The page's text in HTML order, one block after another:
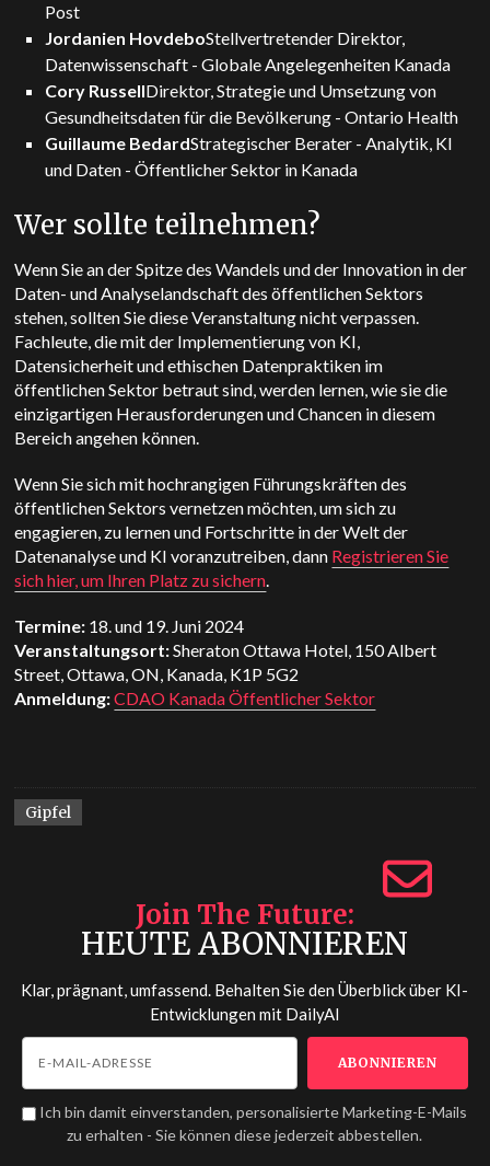
Post
Jordanien HovdeboStellvertretender Direktor,
Datenwissenschaft - Globale Angelegenheiten Kanada
Cory RussellDirektor, Strategie und Umsetzung von
Gesundheitsdaten für die Bevölkerung - Ontario Health
Guillaume BedardStrategischer Berater - Analytik, KI
und Daten - Öffentlicher Sektor in Kanada
Wer sollte teilnehmen?
Wenn Sie an der Spitze des Wandels und der Innovation in der
Daten- und Analyselandschaft des öffentlichen Sektors
stehen, sollten Sie diese Veranstaltung nicht verpassen.
Fachleute, die mit der Implementierung von KI,
Datensicherheit und ethischen Datenpraktiken im
öffentlichen Sektor betraut sind, werden lernen, wie sie die
einzigartigen Herausforderungen und Chancen in diesem
Bereich angehen können.
Wenn Sie sich mit hochrangigen Führungskräften des
öffentlichen Sektors vernetzen möchten, um sich zu
engagieren, zu lernen und Fortschritte in der Welt der
Datenanalyse und KI voranzutreiben, dann Registrieren Sie
sich hier, um Ihren Platz zu sichern.
Termine: 18. und 19. Juni 2024
Veranstaltungsort:Sheraton Ottawa Hotel, 150 Albert
Street, Ottawa, ON, Kanada, K1P 5G2
Anmeldung:CDAO Kanada Öffentlicher Sektor
Gipfel
Join The Future
HEUTE ABONNIEREN
Klar, prägnant, umfassend. Behalten Sie den Überblick über KI-
Entwicklungen mit DailyAI
Ich bin damit einverstanden, personalisierte Marketing-E-Mails
zu erhalten - Sie können diese jederzeit abbestellen.